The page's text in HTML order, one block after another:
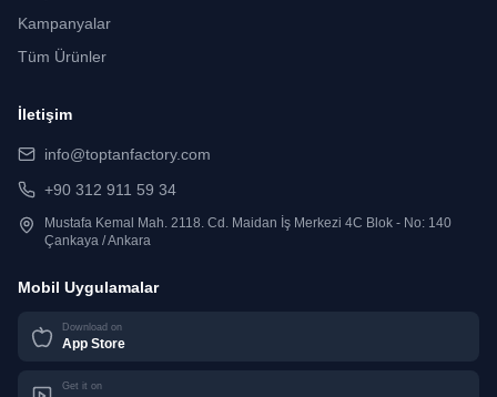
Kampanyalar
Tüm Ürünler
İletişim
info@toptanfactory.com
+90 312 911 59 34
Mustafa Kemal Mah. 2118. Cd. Maidan İş Merkezi 4C Blok - No: 140
Çankaya / Ankara
Mobil Uygulamalar
Download on
App Store
Get it on